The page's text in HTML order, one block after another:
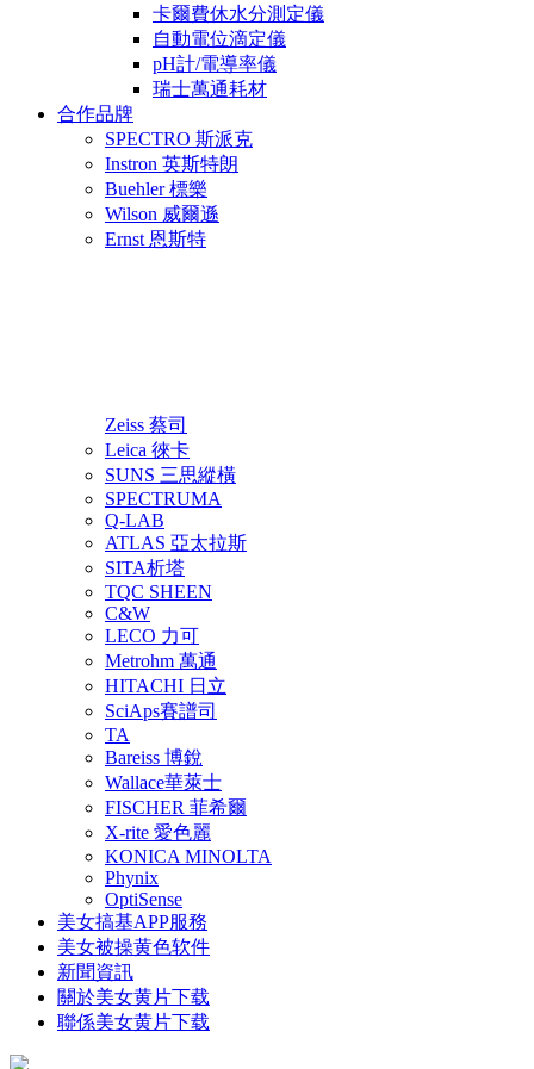
卡爾費休水分測定儀
自動電位滴定儀
pH計/電導率儀
瑞士萬通耗材
合作品牌
SPECTRO 斯派克
Instron 英斯特朗
Buehler 標樂
Wilson 威爾遜
Ernst 恩斯特
Zeiss 蔡司
Leica 徠卡
SUNS 三思縱橫
SPECTRUMA
Q-LAB
ATLAS 亞太拉斯
SITA析塔
TQC SHEEN
C&W
LECO 力可
Metrohm 萬通
HITACHI 日立
SciAps賽譜司
TA
Bareiss 博銳
Wallace華萊士
FISCHER 菲希爾
X-rite 愛色麗
KONICA MINOLTA
Phynix
OptiSense
美女搞基APP服務
美女被操黄色软件
新聞資訊
關於美女黄片下载
聯係美女黄片下载